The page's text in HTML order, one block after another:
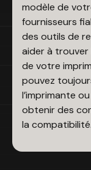
modèle de
fournisseurs
des outils de
aider à
de votre
pouvez
l’imprimante
obtenir des
la compatibilité.